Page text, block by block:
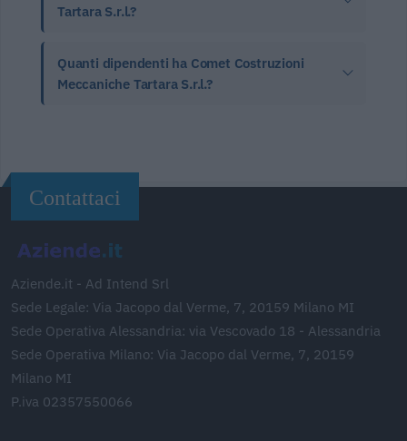
Tartara S.r.l.?
Quanti dipendenti ha Comet Costruzioni
Meccaniche Tartara S.r.l.?
Contattaci
Aziende.it - Ad Intend Srl
Sede Legale: Via Jacopo dal Verme, 7, 20159 Milano MI
Sede Operativa Alessandria: via Vescovado 18 - Alessandria
Sede Operativa Milano: Via Jacopo dal Verme, 7, 20159
Milano MI
P.iva 02357550066